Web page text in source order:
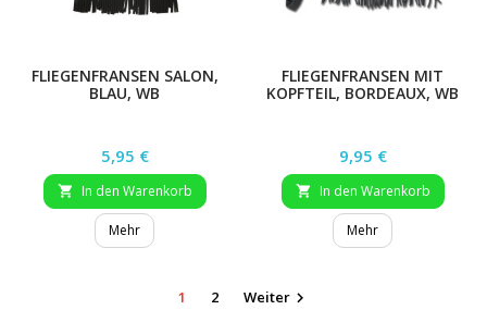
FLIEGENFRANSEN SALON,
BLAU, WB
Preis
5,95 €
 In den Warenkorb
Mehr
FLIEGENFRANSEN MIT
KOPFTEIL, BORDEAUX, WB
Preis
9,95 €
 In den Warenkorb
Mehr
1 2 Weiter